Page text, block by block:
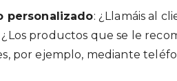
personalizado: ¿Llamáis al
¿Los productos que se le
por ejemplo, mediante